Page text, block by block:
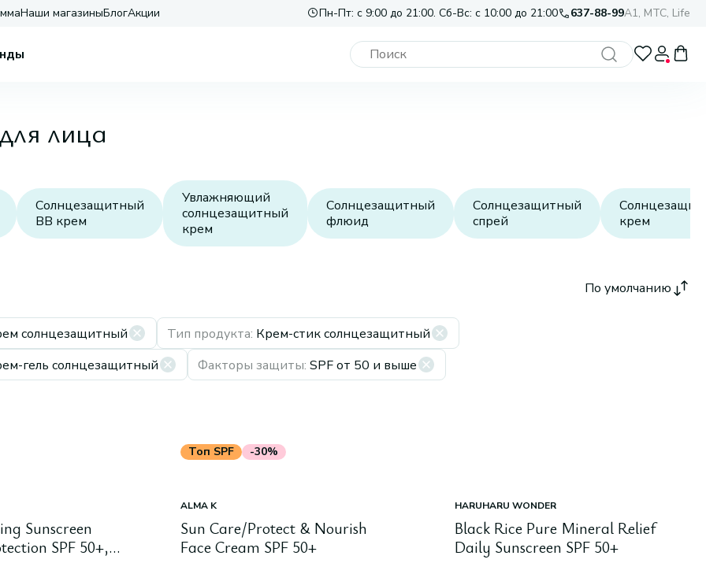
Наши магазиныБлогАкции Пн-Пт: с 9:00 до 21:00. Сб-Вс: с 10:00 до 21:00 637-88-99A1, МТС, Life
лица
Солнцезащитный
BB крем
Увлажняющий
солнцезащитный
крем
Солнцезащитный
флюид
Солнцезащитный
спрей
крем
По умолчанию
солнцезащитный Тип продукта: Крем-стик солнцезащитный
гель солнцезащитный Факторы защиты: SPF от 50 и выше
Sunscreen
SPF 50+,
Топ SPF -30%
ALMA K
Sun Care/Protect & Nourish
Face Cream SPF 50+
HARUHARU WONDER
Black Rice Pure Mineral Relief
Daily Sunscreen SPF 50+